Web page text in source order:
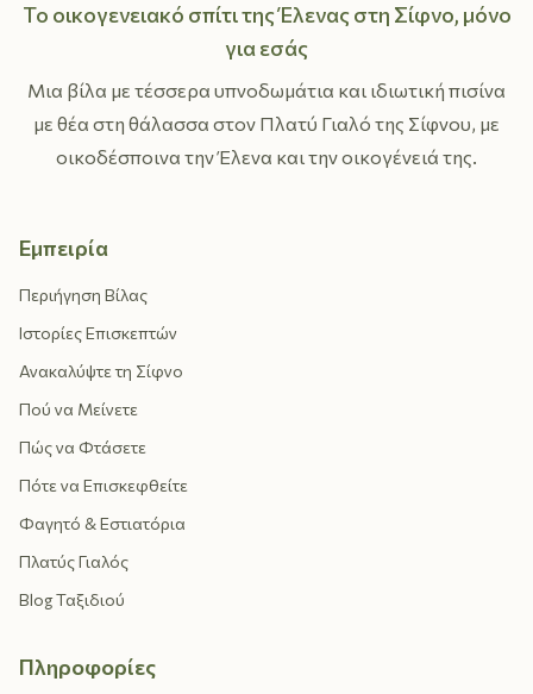
Το οικογενειακό σπίτι της Έλενας στη Σίφνο, μόνο
για εσάς
Μια βίλα με τέσσερα υπνοδωμάτια και ιδιωτική πισίνα
με θέα στη θάλασσα στον Πλατύ Γιαλό της Σίφνου, με
οικοδέσποινα την Έλενα και την οικογένειά της.
Εμπειρία
Περιήγηση Βίλας
Ιστορίες Επισκεπτών
Ανακαλύψτε τη Σίφνο
Πού να Μείνετε
Πώς να Φτάσετε
Πότε να Επισκεφθείτε
Φαγητό & Εστιατόρια
Πλατύς Γιαλός
Blog Ταξιδιού
Πληροφορίες